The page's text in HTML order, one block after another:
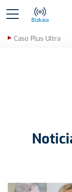
Bizkaia
Caso Plus Ultra